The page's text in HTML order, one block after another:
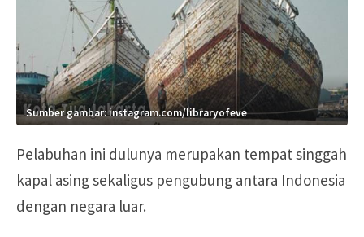
Sumber gambar: instagram.com/libraryofeve
Pelabuhan ini dulunya merupakan tempat singgah
kapal asing sekaligus pengubung antara Indonesia
dengan negara luar.